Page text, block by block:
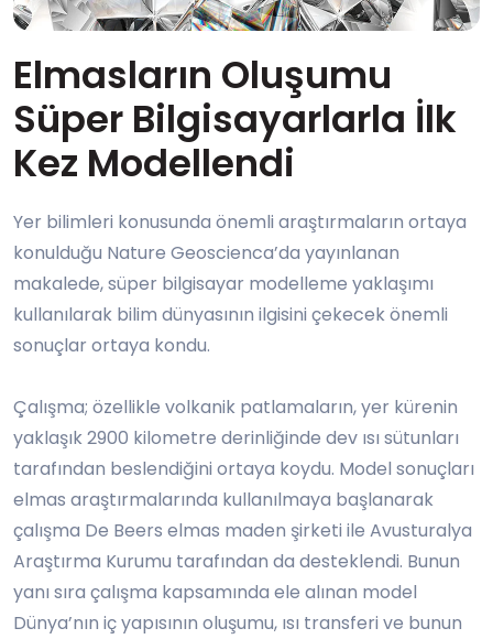
Elmasların Oluşumu
Süper Bilgisayarlarla İlk
Kez Modellendi
Yer bilimleri konusunda önemli araştırmaların ortaya
konulduğu Nature Geoscienca’da yayınlanan
makalede, süper bilgisayar modelleme yaklaşımı
kullanılarak bilim dünyasının ilgisini çekecek önemli
sonuçlar ortaya kondu.
Çalışma; özellikle volkanik patlamaların, yer kürenin
yaklaşık 2900 kilometre derinliğinde dev ısı sütunları
tarafından beslendiğini ortaya koydu. Model sonuçları
elmas araştırmalarında kullanılmaya başlanarak
çalışma De Beers elmas maden şirketi ile Avusturalya
Araştırma Kurumu tarafından da desteklendi. Bunun
yanı sıra çalışma kapsamında ele alınan model
Dünya’nın iç yapısının oluşumu, ısı transferi ve bunun